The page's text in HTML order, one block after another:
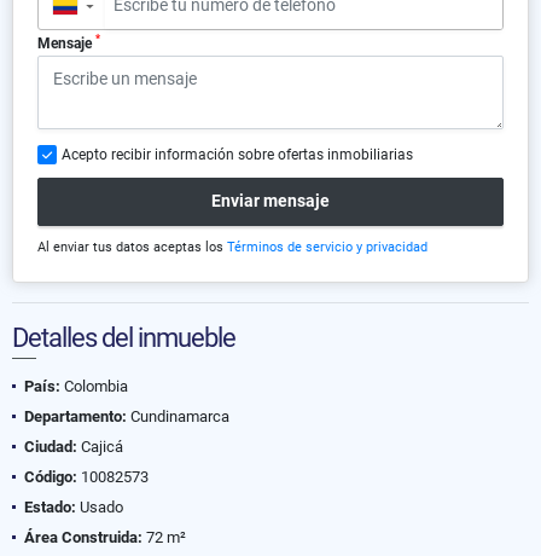
▼
Mensaje *
Acepto recibir información sobre ofertas inmobiliarias
Enviar mensaje
Al enviar tus datos aceptas los Términos de servicio y privacidad
Detalles del inmueble
País: Colombia
Departamento: Cundinamarca
Ciudad: Cajicá
Código: 10082573
Estado: Usado
Área Construida: 72 m²